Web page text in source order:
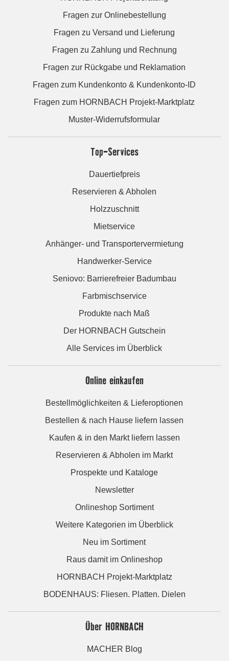
Fragen zur Onlinebestellung
Fragen zu Versand und Lieferung
Fragen zu Zahlung und Rechnung
Fragen zur Rückgabe und Reklamation
Fragen zum Kundenkonto & Kundenkonto-ID
Fragen zum HORNBACH Projekt-Marktplatz
Muster-Widerrufsformular
Top-Services
Dauertiefpreis
Reservieren & Abholen
Holzzuschnitt
Mietservice
Anhänger- und Transportervermietung
Handwerker-Service
Seniovo: Barrierefreier Badumbau
Farbmischservice
Produkte nach Maß
Der HORNBACH Gutschein
Alle Services im Überblick
Online einkaufen
Bestellmöglichkeiten & Lieferoptionen
Bestellen & nach Hause liefern lassen
Kaufen & in den Markt liefern lassen
Reservieren & Abholen im Markt
Prospekte und Kataloge
Newsletter
Onlineshop Sortiment
Weitere Kategorien im Überblick
Neu im Sortiment
Raus damit im Onlineshop
HORNBACH Projekt-Marktplatz
BODENHAUS: Fliesen. Platten. Dielen
Über HORNBACH
MACHER Blog